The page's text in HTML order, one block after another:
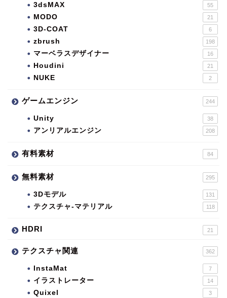
3dsMAX 55
MODO 21
3D-COAT 6
zbrush 198
マーベラスデザイナー 16
Houdini 21
NUKE 2
ゲームエンジン 244
Unity 38
アンリアルエンジン 208
有料素材 84
無料素材 295
3Dモデル 131
テクスチャ-マテリアル 118
HDRI 21
テクスチャ関連 362
InstaMat 7
イラストレーター 14
Quixel 3